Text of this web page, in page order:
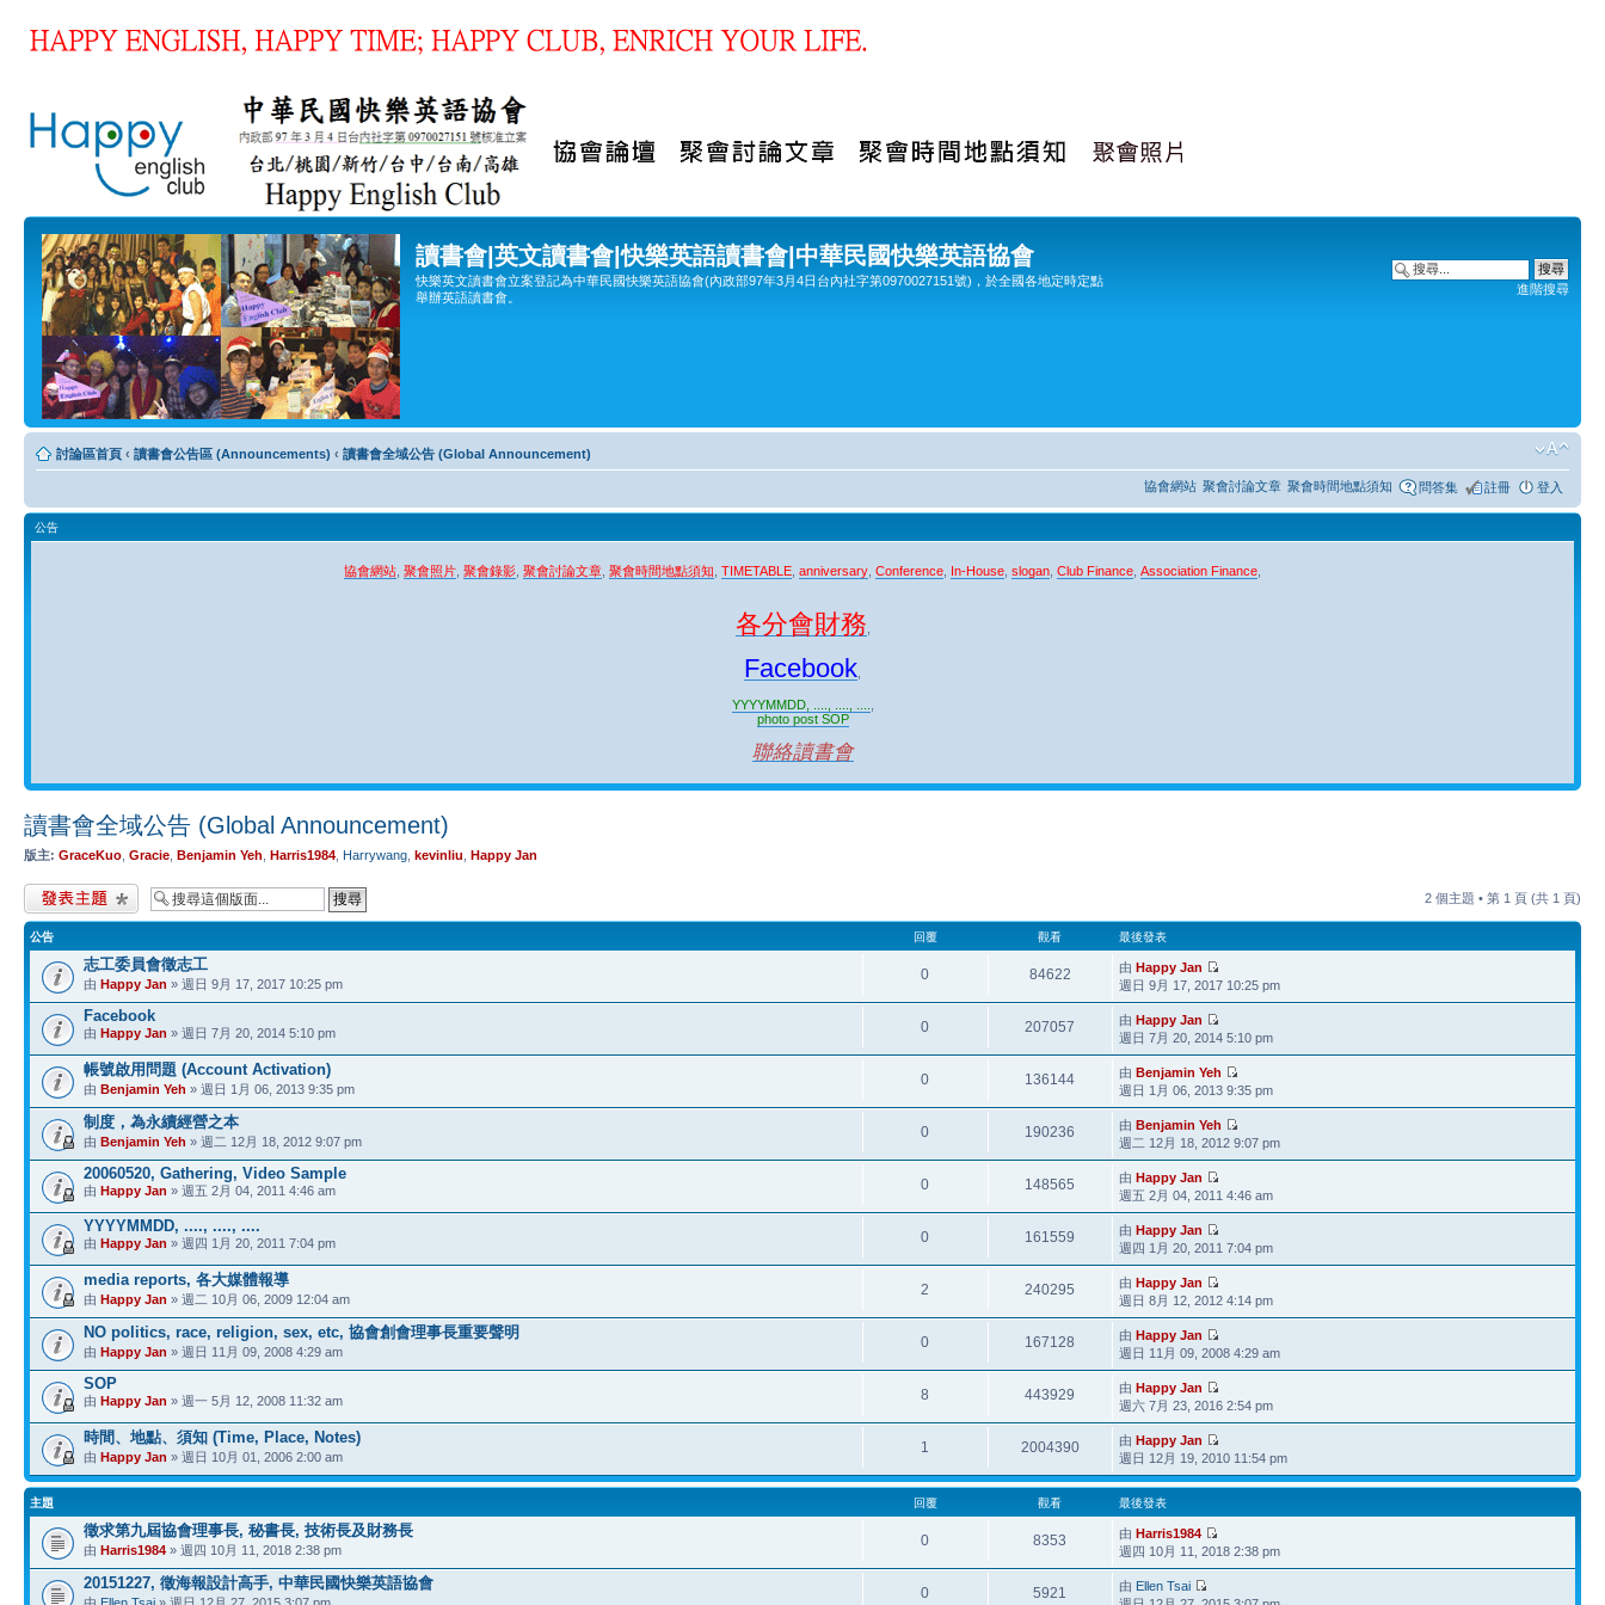
讀書會|英文讀書會|快樂英語讀書會|中華民國快樂英語協會
快樂英文讀書會立案登記為中華民國快樂英語協會(內政部97年3月4日台內社字第0970027151號)，於全國各地定時定點
舉辦英語讀書會。
進階搜尋
討論區首頁 ‹ 讀書會公告區 (Announcements) ‹ 讀書會全域公告 (Global Announcement)
協會網站 聚會討論文章 聚會時間地點須知 問答集 註冊 登入
公告
協會網站 聚會照片 聚會錄影 聚會討論文章 聚會時間地點須知 TIMETABLE anniversary Conference In-House slogan Club Finance Association Finance
各分會財務
Facebook
YYYYMMDD, ...., ...., ....
photo post SOP
聯絡讀書會
讀書會全域公告 (Global Announcement)
版主: GraceKuo Gracie Benjamin Yeh Harris1984 Harrywang kevinliu Happy Jan
發表新主題 2 個主題 • 第 1 頁 (共 1 頁)
公告 回覆 觀看 最後發表
志工委員會徵志工
由 Happy Jan » 週日 9月 17, 2017 10:25 pm
0 84622 由Happy Jan
週日 9月 17, 2017 10:25 pm
Facebook
由 Happy Jan » 週日 7月 20, 2014 5:10 pm 0 207057 由Happy Jan
週日 7月 20, 2014 5:10 pm
帳號啟用問題 (Account Activation)
由 Benjamin Yeh » 週日 1月 06, 2013 9:35 pm
0 136144 由Benjamin Yeh
週日 1月 06, 2013 9:35 pm
制度，為永續經營之本
由 Benjamin Yeh » 週二 12月 18, 2012 9:07 pm
0 190236 由Benjamin Yeh
週二 12月 18, 2012 9:07 pm
20060520, Gathering, Video Sample
由 Happy Jan » 週五 2月 04, 2011 4:46 am 0 148565 由Happy Jan
週五 2月 04, 2011 4:46 am
YYYYMMDD, ...., ...., ....
由 Happy Jan » 週四 1月 20, 2011 7:04 pm 0 161559 由Happy Jan
週四 1月 20, 2011 7:04 pm
media reports, 各大媒體報導
由 Happy Jan » 週二 10月 06, 2009 12:04 am
2 240295 由Happy Jan
週日 8月 12, 2012 4:14 pm
NO politics, race, religion, sex, etc, 協會創會理事長重要聲明
由 Happy Jan » 週日 11月 09, 2008 4:29 am
0 167128 由Happy Jan
週日 11月 09, 2008 4:29 am
SOP
由 Happy Jan » 週一 5月 12, 2008 11:32 am 8 443929 由Happy Jan
週六 7月 23, 2016 2:54 pm
時間、地點、須知 (Time, Place, Notes)
由 Happy Jan » 週日 10月 01, 2006 2:00 am
1 2004390 由Happy Jan
週日 12月 19, 2010 11:54 pm
主題 回覆 觀看 最後發表
徵求第九屆協會理事長, 秘書長, 技術長及財務長
由 Harris1984 » 週四 10月 11, 2018 2:38 pm
0 8353 由Harris1984
週四 10月 11, 2018 2:38 pm
20151227, 徵海報設計高手, 中華民國快樂英語協會
由 Ellen Tsai » 週日 12月 27, 2015 3:07 pm
0 5921 由 Ellen Tsai